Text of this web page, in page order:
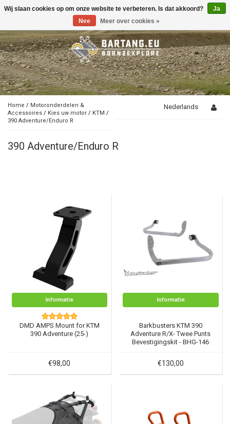
Toggle
Home / Motoronderdelen &
Accessoires / Kies uw motor / KTM /
390 Adventure/Enduro R
Nederlands
390 Adventure/Enduro R
Informatie
DMD AMPS Mount for KTM
390 Adventure (25-)
€98,00
Informatie
Barkbusters KTM 390
Adventure R/X- Twee Punts
Bevestigingskit - BHG-146
€130,00
Wij slaan cookies op om onze website te verbeteren. Is dat akkoord?
Ja
Nee
Meer over cookies »